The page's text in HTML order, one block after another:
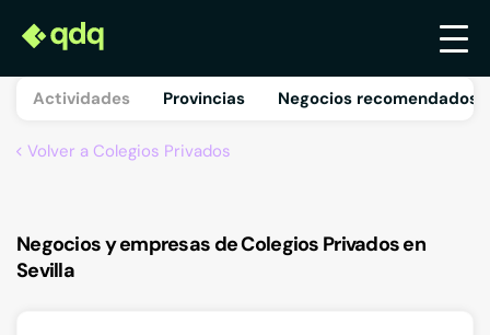
Actividades Provincias Negocios recomendados
Volver a Colegios Privados
Negocios y empresas de Colegios Privados en
Sevilla